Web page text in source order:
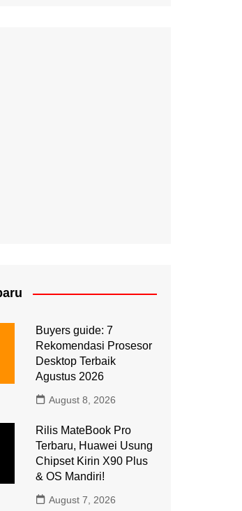
Buyers guide: 7
Rekomendasi Prosesor
Desktop Terbaik
Agustus 2026
August 8, 2026
Rilis MateBook Pro
Terbaru, Huawei Usung
Chipset Kirin X90 Plus
& OS Mandiri!
August 7, 2026